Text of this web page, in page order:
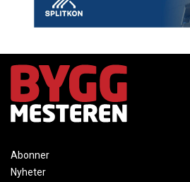
Abonner
Nyheter